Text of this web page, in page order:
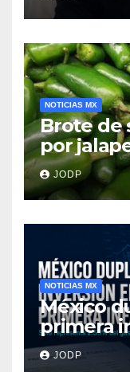
NOTICIAS MX
Brote de
por
345
JODP
NOTICIAS MX
México
primera
destina
público
JODP